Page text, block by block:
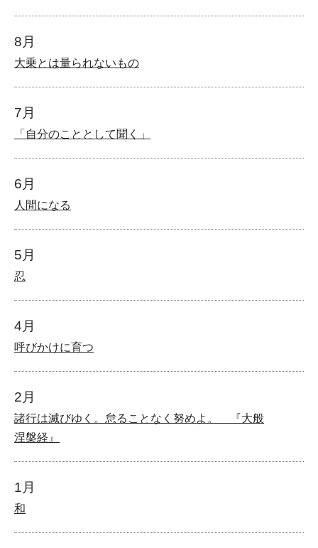
8月
大乗とは量られないもの
7月
「自分のこととして聞く」
6月
人間になる
5月
忍
4月
呼びかけに育つ
2月
諸行は滅びゆく。怠ることなく努めよ。 『大般
涅槃経』
1月
和